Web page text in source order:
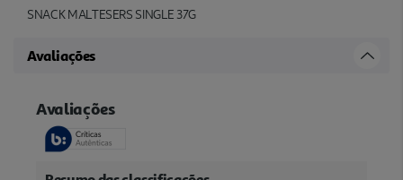
SNACK MALTESERS SINGLE 37G
Avaliações